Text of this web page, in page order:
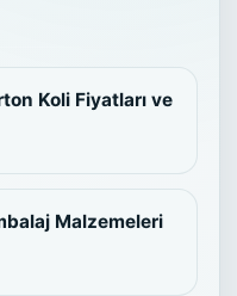
Koli Fiyatları ve
Malzemeleri